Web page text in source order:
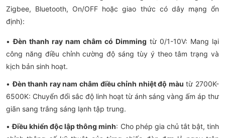
Zigbee, Bluetooth, On/OFF hoặc giao thức có dây mạng ổn
định):
•Đèn thanh ray nam châm có Dimming từ 0/1-10V: Mang lại
công năng điều chỉnh cường độ sáng tùy ý theo tâm trạng và
kịch bản sinh hoạt.
•Đèn thanh ray nam châm điều chỉnh nhiệt độ màu từ 2700K-
6500K: Chuyển đổi sắc độ linh hoạt từ ánh sáng vàng ấm áp thư
giãn sang trắng sáng lạnh tập trung.
•Điều khiển độc lập thông minh: Cho phép gia chủ tắt bật, tinh